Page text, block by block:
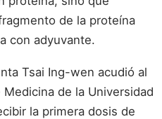
de la proteína
con adyuvante.
Tsai Ing-wen acudió al
de la Universidad
la primera dosis de